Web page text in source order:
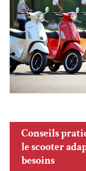
Conseils
le scooter
besoins